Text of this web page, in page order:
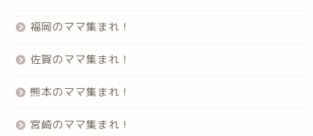
福岡のママ集まれ！
佐賀のママ集まれ！
熊本のママ集まれ！
宮崎のママ集まれ！